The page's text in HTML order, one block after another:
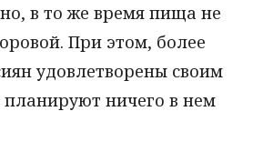
в то же время пища не
При этом, более
удовлетворены своим
ничего в нем